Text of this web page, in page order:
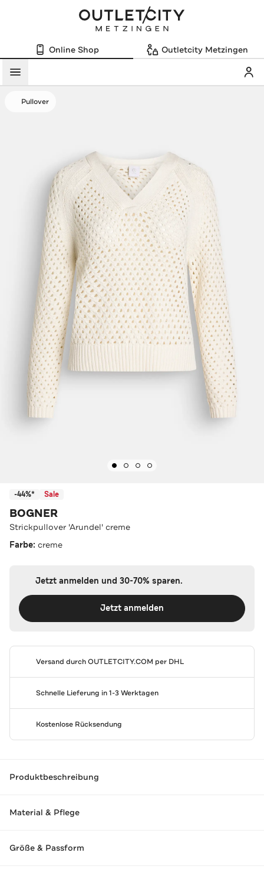
Online Shop Outletcity Metzingen
Menü
Pullover
-44%* Sale
BOGNER
Strickpullover 'Arundel' creme
Farbe: creme
Jetzt anmelden und 30-70% sparen.
Jetzt anmelden
Versand durchOUTLETCITY.COM per DHL
Schnelle Lieferung in 1-3 Werktagen
Kostenlose Rücksendung
Produktbeschreibung
Material & Pflege
Größe & Passform